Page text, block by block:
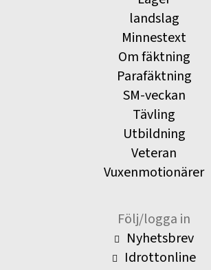
landslag
Minnestext
Om fäktning
Parafäktning
SM-veckan
Tävling
Utbildning
Veteran
Vuxenmotionärer
Följ/logga in
Nyhetsbrev
Idrottonline